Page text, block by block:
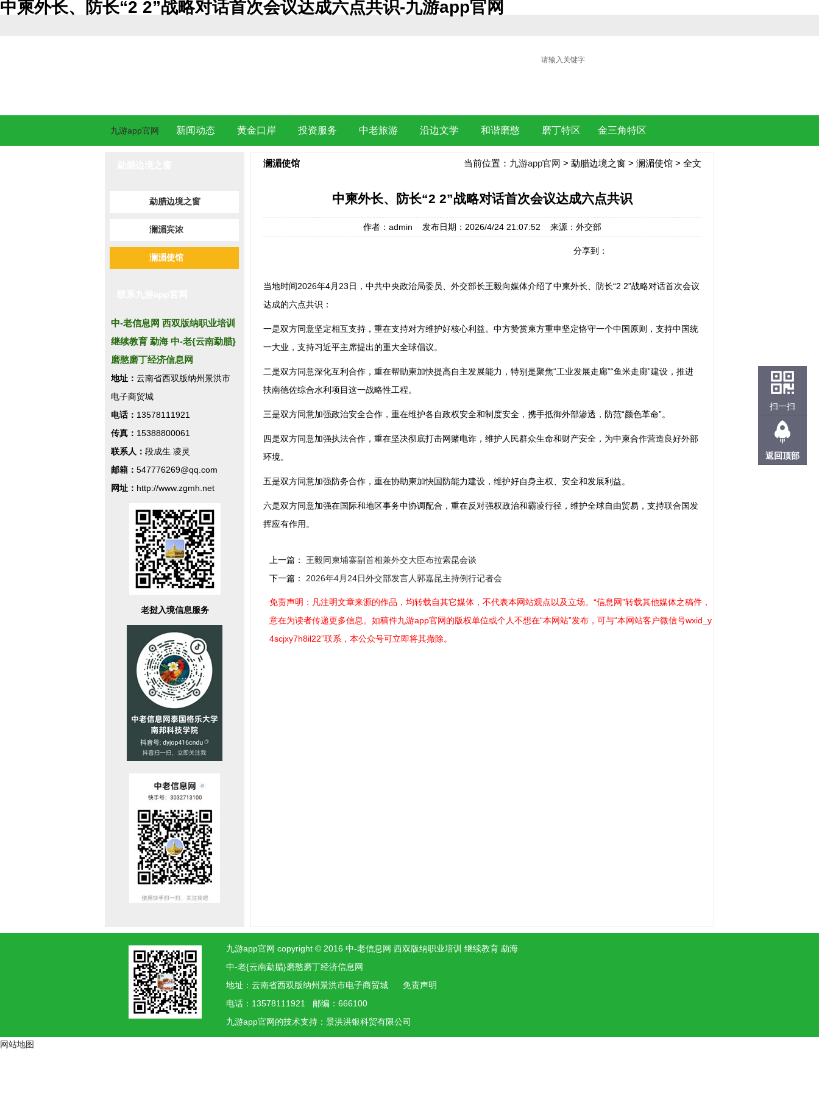
中柬外长、防长“2 2”战略对话首次会议达成六点共识-九游app官网
九游app官网 新闻动态 黄金口岸 投资服务 中老旅游 沿边文学 和谐磨憨 磨丁特区 金三角特区
勐腊边境之窗
澜湄宾浓
澜湄使馆
中-老信息网 西双版纳职业培训
继续教育 勐海 中-老{云南勐腊}
磨憨磨丁经济信息网
地址： 云南省西双版纳州景洪市
电子商贸城
电话： 13578111921
传真： 15388800061
联系人： 段成生 凌灵
邮箱： 547776269@qq.com
网址： http://www.zgmh.net
老挝入境信息服务
澜湄使馆 当前位置： 九游app官网 > 勐腊边境之窗 > 澜湄使馆 > 全文
中柬外长、防长“2 2”战略对话首次会议达成六点共识
作者：admin 发布日期：2026/4/24 21:07:52 来源：外交部
分享到：
当地时间2026年4月23日，中共中央政治局委员、外交部长王毅向媒体介绍了中柬外长、防长“2 2”战略对话首次会议
达成的六点共识：
一是双方同意坚定相互支持，重在支持对方维护好核心利益。中方赞赏柬方重申坚定恪守一个中国原则，支持中国统
一大业，支持习近平主席提出的重大全球倡议。
二是双方同意深化互利合作，重在帮助柬加快提高自主发展能力，特别是聚焦“工业发展走廊”“鱼米走廊”建设，推进
扶南德佐综合水利项目这一战略性工程。
三是双方同意加强政治安全合作，重在维护各自政权安全和制度安全，携手抵御外部渗透，防范“颜色革命”。
四是双方同意加强执法合作，重在坚决彻底打击网赌电诈，维护人民群众生命和财产安全，为中柬合作营造良好外部
环境。
五是双方同意加强防务合作，重在协助柬加快国防能力建设，维护好自身主权、安全和发展利益。
六是双方同意加强在国际和地区事务中协调配合，重在反对强权政治和霸凌行径，维护全球自由贸易，支持联合国发
挥应有作用。
上一篇： 王毅同柬埔寨副首相兼外交大臣布拉索昆会谈
下一篇： 2026年4月24日外交部发言人郭嘉昆主持例行记者会
免责声明：凡注明文章来源的作品，均转载自其它媒体，不代表本网站观点以及立场。“信息网”转载其他媒体之稿件，
意在为读者传递更多信息。如稿件九游app官网的版权单位或个人不想在“本网站”发布，可与“本网站客户微信号wxid_y
4scjxy7h8il22”联系，本公众号可立即将其撤除。
九游app官网 copyright © 2016 中-老信息网 西双版纳职业培训 继续教育 勐海
中-老{云南勐腊}磨憨磨丁经济信息网
地址：云南省西双版纳州景洪市电子商贸城 免责声明
电话：13578111921 邮编：666100
九游app官网的技术支持：景洪洪银科贸有限公司
扫一扫
返回顶部
网站地图